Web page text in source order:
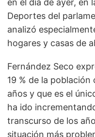
Deportes del
analizó
hogares y casas de
Fernández Seco
19 % de la
años y que es el
ha ido
transcurso de los
situación más